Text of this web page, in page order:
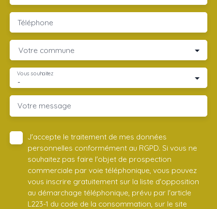
Téléphone
Votre commune
-
Vous souhaitez
Votre message
J'accepte le traitement de mes données
personnelles conformément au RGPD. Si vous ne
souhaitez pas faire l'objet de prospection
commerciale par voie téléphonique, vous pouvez
vous inscrire gratuitement sur la liste d'opposition
au démarchage téléphonique, prévu par l'article
L223-1 du code de la consommation, sur le site